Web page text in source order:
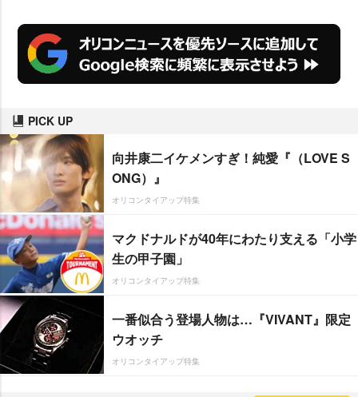
PICK UP
向井康二イケメンすぎ！純愛『（LOVE S
ONG）』
オリコンタイアップ特集
マクドナルドが40年にわたり支える「小学
生の甲子園」
オリコンタイアップ特集
一番似合う登場人物は…『VIVANT』限定
ウオッチ
オリコンタイアップ特集